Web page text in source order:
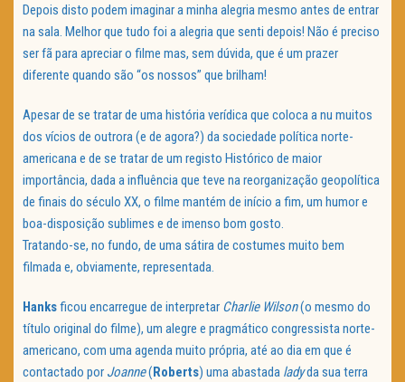
Depois disto podem imaginar a minha alegria mesmo antes de entrar
na sala. Melhor que tudo foi a alegria que senti depois! Não é preciso
ser fã para apreciar o filme mas, sem dúvida, que é um prazer
diferente quando são “os nossos” que brilham!
Apesar de se tratar de uma história verídica que coloca a nu muitos
dos vícios de outrora (e de agora?) da sociedade política norte-
americana e de se tratar de um registo Histórico de maior
importância, dada a influência que teve na reorganização geopolítica
de finais do século XX, o filme mantém de início a fim, um humor e
boa-disposição sublimes e de imenso bom gosto.
Tratando-se, no fundo, de uma sátira de costumes muito bem
filmada e, obviamente, representada.
Hanksficou encarregue de interpretar Charlie Wilson(o mesmo do
título original do filme), um alegre e pragmático congressista norte-
americano, com uma agenda muito própria, até ao dia em que é
contactado por Joanne(Roberts) uma abastada ladyda sua terra